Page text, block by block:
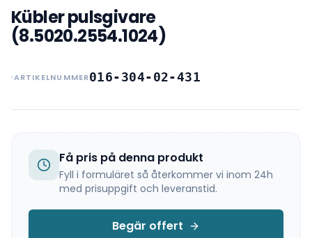
Kübler pulsgivare
(8.5020.2554.1024)
ARTIKELNUMMER016-304-02-431
Få pris på denna produkt
Fyll i formuläret så återkommer vi inom 24h
med prisuppgift och leveranstid.
Begär offert